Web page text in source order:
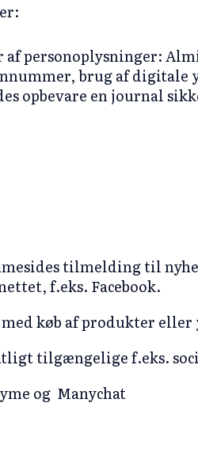
af personoplysninger:
brug af digitale
opbevare en journal
tilmelding til
f.eks. Facebook.
køb af produkter eller
tilgængelige f.eks.
og Manychat